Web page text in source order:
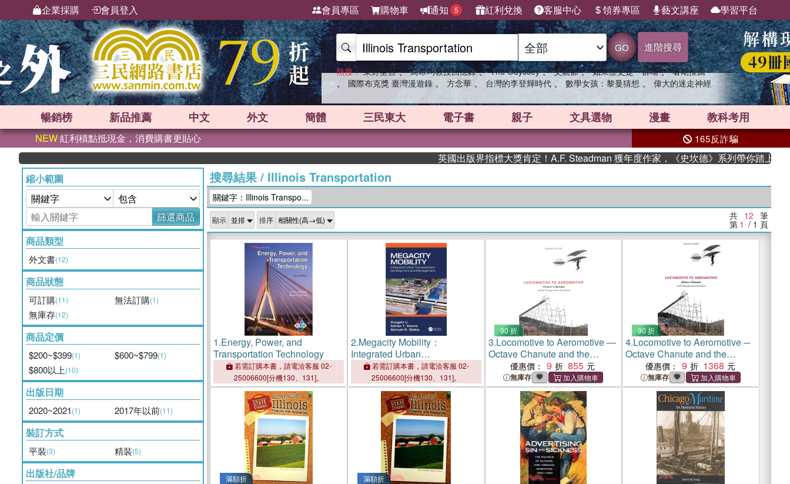
企業採購 會員登入 會員專區 購物車 通知 5 紅利兌換 客服中心 領券專區 藝文講座 學習平台
GO 進階搜尋
熱搜： 東野圭吾 、 高希均教授回憶錄 、 The Odyssey 、 父親節 、 如果歷史是一群喵 、 暑期推薦
、 國際布克獎 臺灣漫遊錄 、 方念華 、 台灣的李登輝時代 、 數學女孩：黎曼猜想 、 偉大的迷走神經
暢銷榜 新品推薦 中文 外文 簡體 三民東大 電子書 親子 文具選物 漫畫 教科考用
NEW紅利積點抵現金，消費購書更貼心 165反詐騙
英國出版界指標大獎肯定！A.F. Steadman 獲年度作家，《史坎德》系列帶你踏上熱血奇
縮小範圍
篩選商品
商品類型
外文書(12)
商品狀態
可訂購(11) 無法訂購(1)
無庫存(12)
商品定價
$200~$399(1) $600~$799(1)
$800以上(10)
出版日期
2020~2021(1) 2017年以前(11)
裝訂方式
平裝(3) 精裝(5)
出版社/品牌
搜尋結果/ Illinois Transportation
關鍵字：Illinois Transpo...
顯示 排序 共 12 筆
第 1 / 1 頁
1.Energy, Power, and
Transportation Technology
若需訂購本書，請電洽客服 02-
25006600[分機130、131]。
2.Megacity Mobility：
Integrated Urban
Transportation Development
and Management
若需訂購本書，請電洽客服 02-
25006600[分機130、131]。
90 折
3.Locomotive to Aeromotive ―
Octave Chanute and the
Transportation Revolution
優惠價： 9 855
無庫存
90 折
4.Locomotive to Aeromotive ─
Octave Chanute and the
Transportation Revolution
優惠價： 9 1368
無庫存
滿額折 滿額折